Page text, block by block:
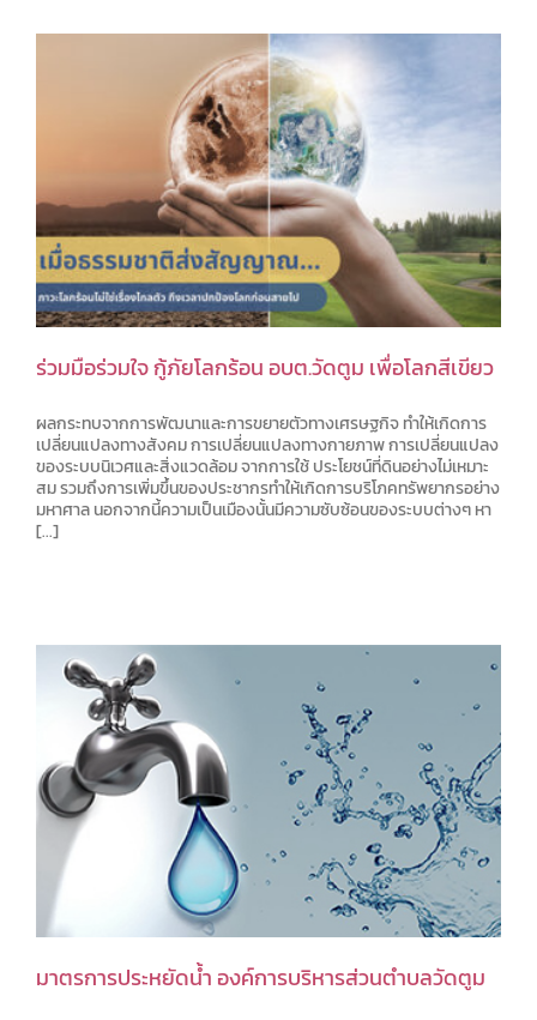
ร่วมมือร่วมใจ กู้ภัยโลกร้อน อบต.วัดตูม เพื่อโลกสีเขียว
ผลกระทบจากการพัฒนาและการขยายตัวทางเศรษฐกิจ ทำให้เกิดการ
เปลี่ยนแปลงทางสังคม การเปลี่ยนแปลงทางกายภาพ การเปลี่ยนแปลง
ของระบบนิเวศและสิ่งแวดล้อม จากการใช้ ประโยชน์ที่ดินอย่างไม่เหมาะ
สม รวมถึงการเพิ่มขึ้นของประชากรทำให้เกิดการบริโภคทรัพยากรอย่าง
มหาศาล นอกจากนี้ความเป็นเมืองนั้นมีความซับซ้อนของระบบต่างๆ หา
[...]
มาตรการประหยัดน้ำ องค์การบริหารส่วนตำบลวัดตูม